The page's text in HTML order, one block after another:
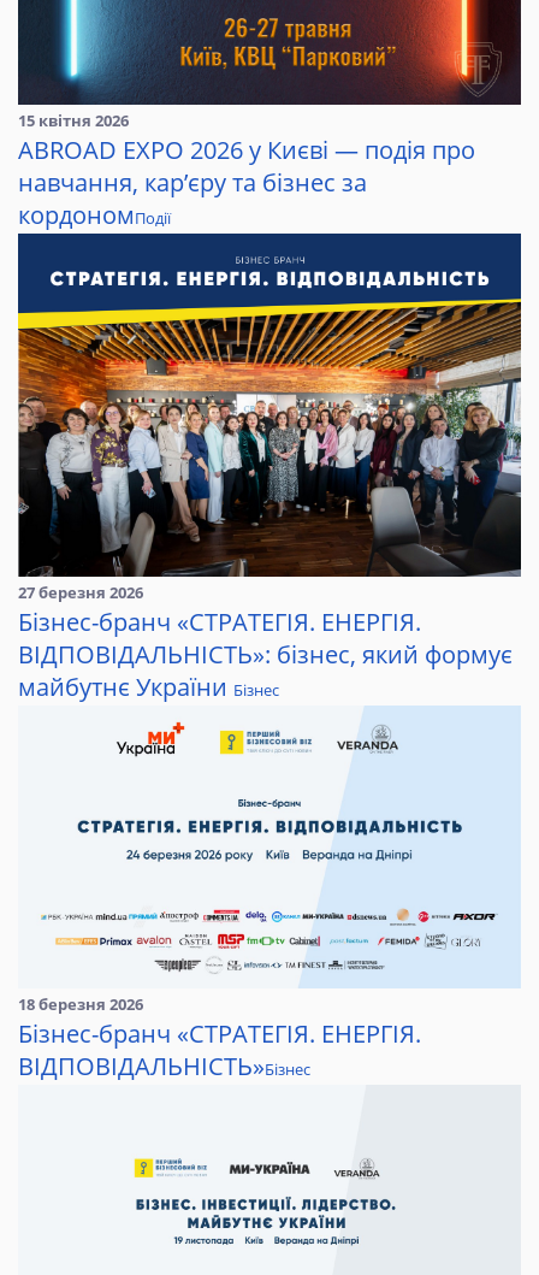
15 квітня 2026
ABROAD EXPO 2026 у Києві — подія про
навчання, кар’єру та бізнес за
кордономПодії
27 березня 2026
Бізнес-бранч «СТРАТЕГІЯ. ЕНЕРГІЯ.
ВІДПОВІДАЛЬНІСТЬ»: бізнес, який формує
майбутнє України Бізнес
18 березня 2026
Бізнес-бранч «СТРАТЕГІЯ. ЕНЕРГІЯ.
ВІДПОВІДАЛЬНІСТЬ»Бізнес